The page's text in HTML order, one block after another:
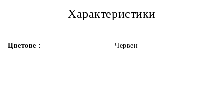
Характеристики
Цветове : Червен